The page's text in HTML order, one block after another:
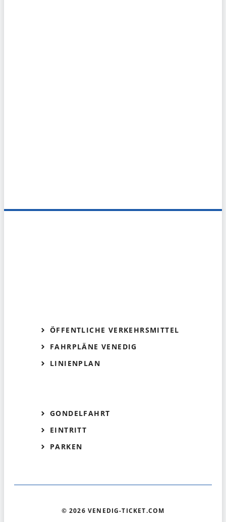
ÖFFENTLICHE VERKEHRSMITTEL
FAHRPLÄNE VENEDIG
LINIENPLAN
GONDELFAHRT
EINTRITT
PARKEN
© 2026 VENEDIG-TICKET.COM